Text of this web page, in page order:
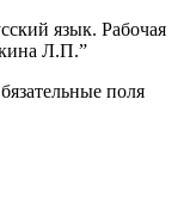
язык. Рабочая
Л.П.”
поля